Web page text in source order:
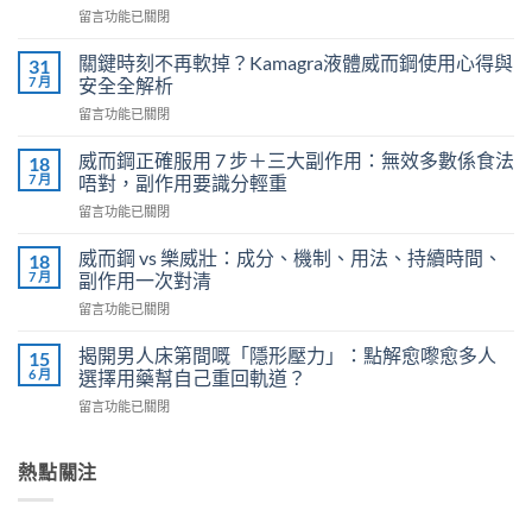
在
利
勁
（Priligy）
正
用
法
全
解
泌
尿
醫
教
你
安
效
改
留言功能已關閉
31
7 月
關鍵時刻不再軟掉？Kamagra液體威而鋼使用心得與
安全全解析
在
鍵
時
刻
不
軟
掉？
Kamagra
液
威
而
使
得
留言功能已關閉
18
7 月
威而鋼正確服用 7 步＋三大副作用：無效多數係食法
唔對，副作用要識分輕重
在
而
鋼
正
確
用
7
步
＋
副
留言功能已關閉
18
7 月
威而鋼 vs 樂威壯：成分、機制、用法、持續時間、
副作用一次對清
在
而
鋼
vs
樂
成
留言功能已關閉
15
6 月
揭開男人床第間嘅「隱形壓力」：點解愈嚟愈多人
選擇用藥幫自己重回軌道？
在
男
人
留言功能已關閉
熱點關注